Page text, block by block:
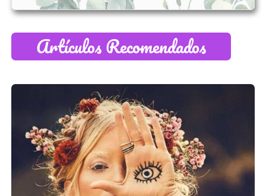
Artículos Recomendados